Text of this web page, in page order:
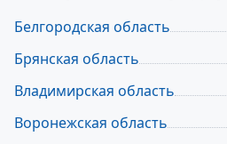
Белгородская область
Брянская область
Владимирская область
Воронежская область